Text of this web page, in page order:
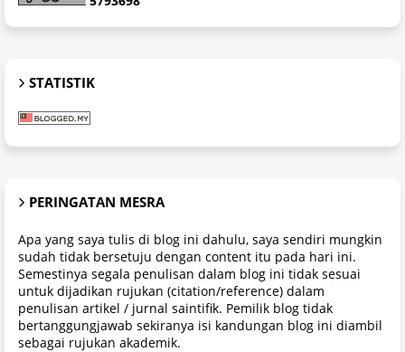
STATISTIK
PERINGATAN MESRA
Apa yang saya tulis di blog ini dahulu, saya sendiri mungkin
sudah tidak bersetuju dengan content itu pada hari ini.
Semestinya segala penulisan dalam blog ini tidak sesuai
untuk dijadikan rujukan (citation/reference) dalam
penulisan artikel / jurnal saintifik. Pemilik blog tidak
bertanggungjawab sekiranya isi kandungan blog ini diambil
sebagai rujukan akademik.